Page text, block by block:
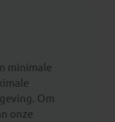
minimale
Om
onze